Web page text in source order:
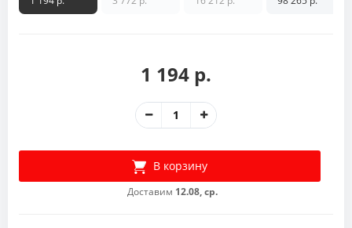
1 194 р.
В корзину
Доставим 12.08, ср.